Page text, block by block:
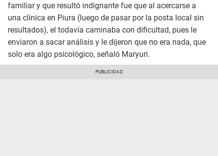
familiar y que resultó indignante fue que al acercarse a
una clínica en Piura (luego de pasar por la posta local sin
resultados), el todavía caminaba con dificultad, pues le
enviaron a sacar análisis y le dijeron que no era nada, que
solo era algo psicológico, señaló Maryuri.